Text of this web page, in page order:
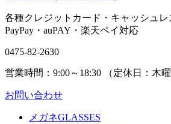
各種クレジットカード・キャッシュレ
PayPay ・ auPAY ・ 楽天ペイ対応
0475-82-2630
営業時間： 9:00～18:30 （定休日： 木曜
お問い合わせ
メガネGLASSES